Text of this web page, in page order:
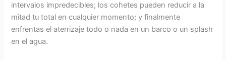
intervalos impredecibles; los cohetes pueden reducir a la
mitad tu total en cualquier momento; y finalmente
enfrentas el aterrizaje todo o nada en un barco o un splash
en el agua.